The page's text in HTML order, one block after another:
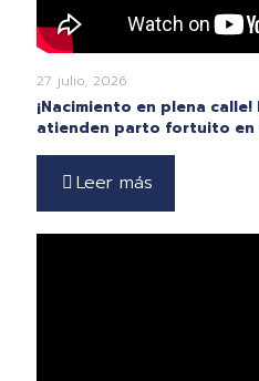
27 julio, 2026
¡Nacimiento en plena calle!
atienden parto fortuito en
Leer más